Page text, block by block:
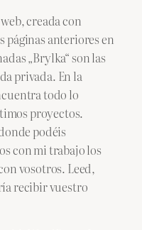
creada con
páginas anteriores en
„Brylka“ son las
privada. En la
todo lo
proyectos.
podéis
con mi trabajo los
vosotros. Leed,
recibir vuestro